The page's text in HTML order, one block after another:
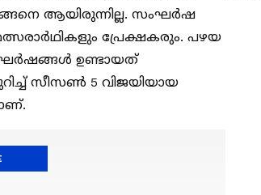
ആയിരുന്നില്ല. സംഘര്‍ഷ
പ്രേക്ഷകരും. പഴയ
ഉണ്ടായത്
സീസണ്‍ 5 വിജയിയായ